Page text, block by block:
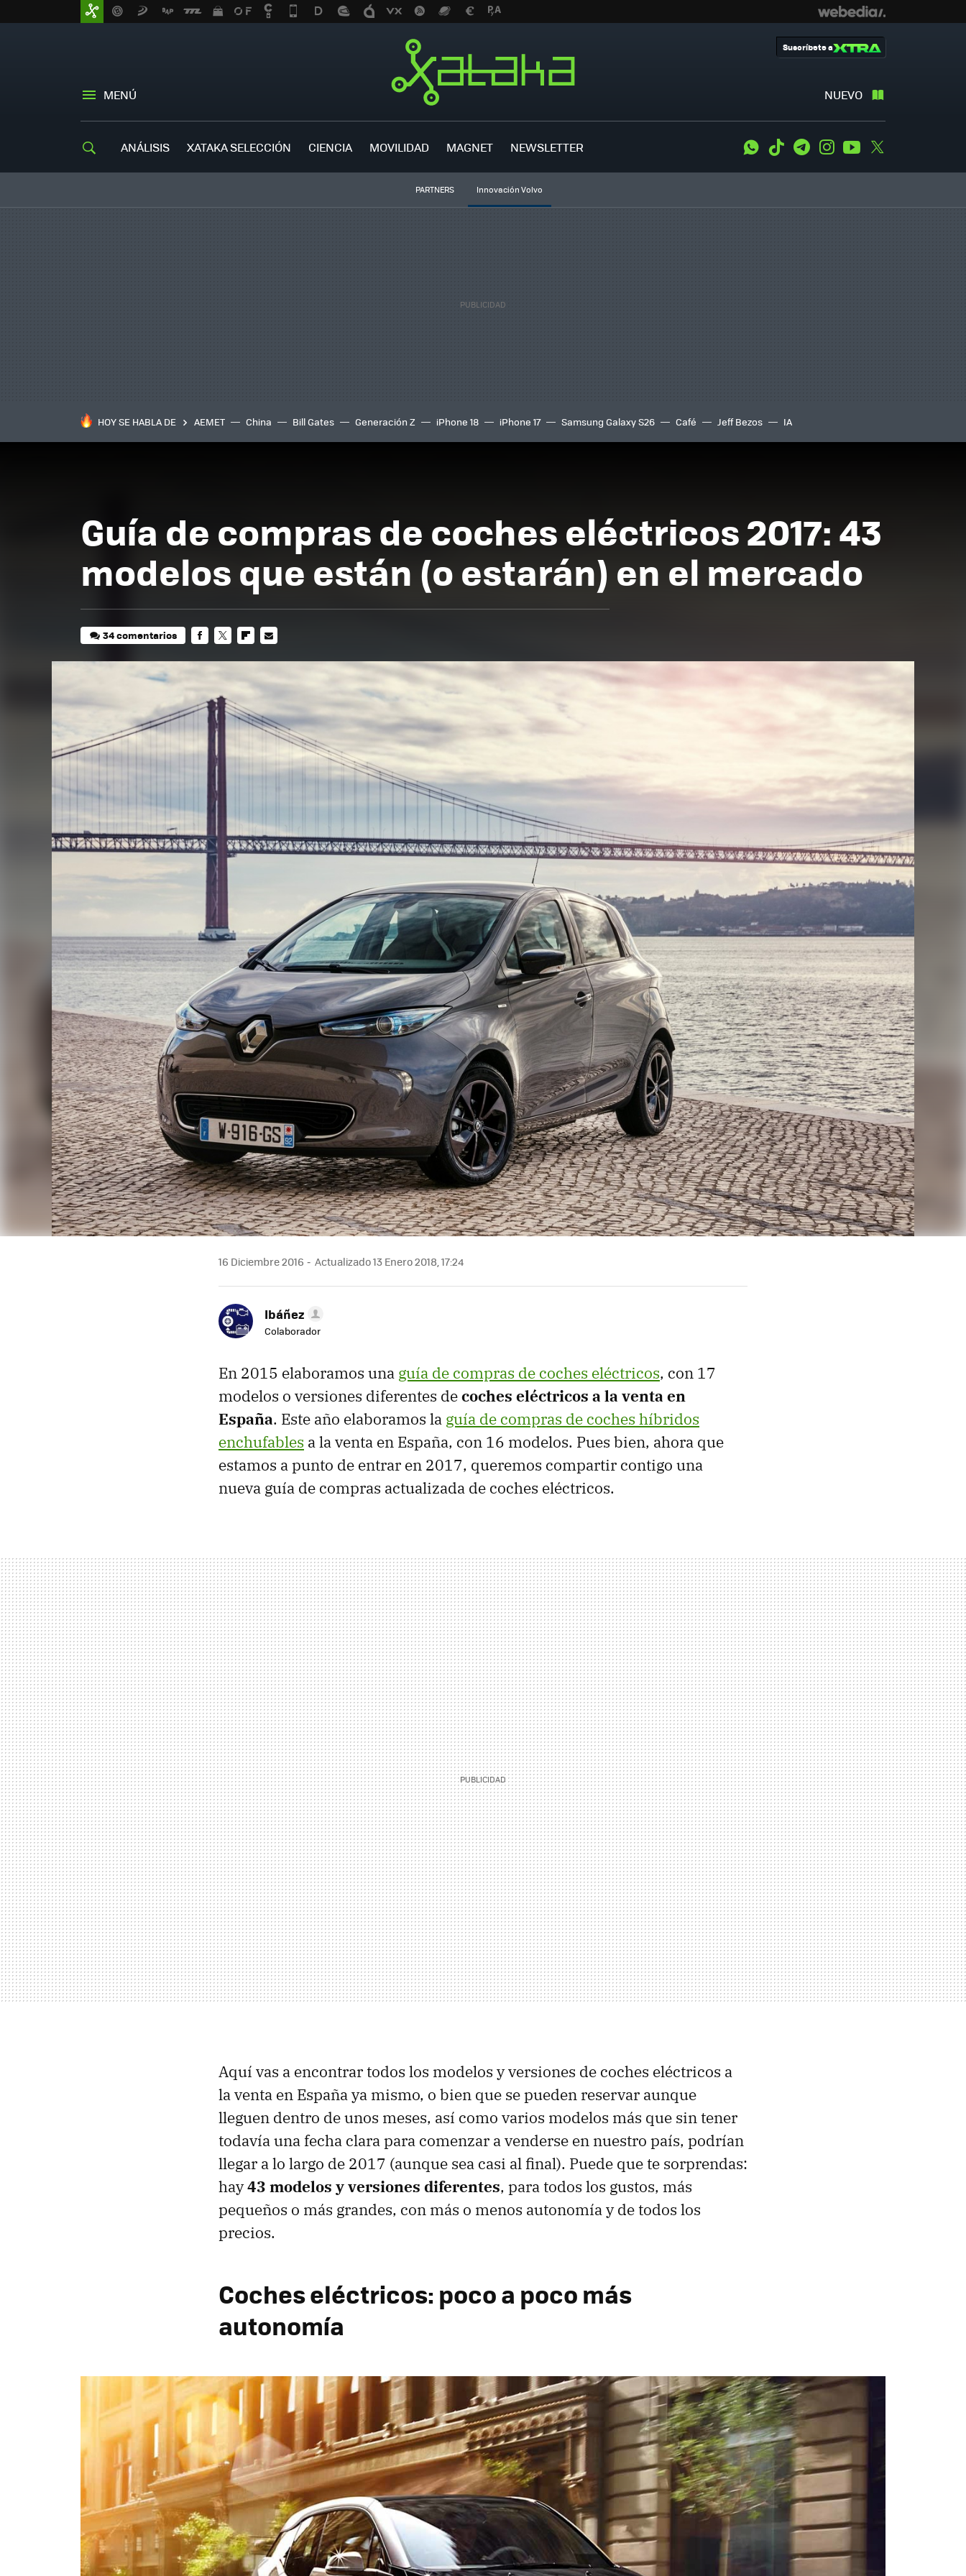
MENÚ NUEVO
Suscríbete a
ANÁLISIS XATAKA SELECCIÓN CIENCIA MOVILIDAD MAGNET NEWSLETTER WhatsApp
Tiktok TelegramInstagramYoutube
PARTNERS Innovación Volvo
HOY SE HABLA DE AEMET China Bill Gates Generación Z iPhone 18 iPhone 17 Samsung Galaxy S26 Café Jeff Bezos IA
Guía de compras de coches eléctricos 2017: 43
modelos que están (o estarán) en el mercado
34 comentarios
16 Diciembre 2016 Actualizado 13 Enero 2018, 17:24
Ibáñez
Colaborador
En 2015 elaboramos una guía de compras de coches eléctricos, con 17
modelos o versiones diferentes decoches eléctricos a la venta en
España. Este año elaboramos la guía de compras de coches híbridos
enchufables a la venta en España, con 16 modelos. Pues bien, ahora que
estamos a punto de entrar en 2017, queremos compartir contigo una
nueva guía de compras actualizada de coches eléctricos.
Aquí vas a encontrar todos los modelos y versiones de coches eléctricos a
la venta en España ya mismo, o bien que se pueden reservar aunque
lleguen dentro de unos meses, así como varios modelos más que sin tener
todavía una fecha clara para comenzar a venderse en nuestro país, podrían
llegar a lo largo de 2017 (aunque sea casi al final). Puede que te sorprendas:
hay43 modelos y versiones diferentes, para todos los gustos, más
pequeños o más grandes, con más o menos autonomía y de todos los
precios.
Coches eléctricos: poco a poco más
autonomía